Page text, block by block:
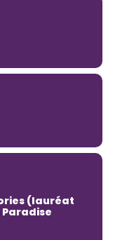
(lauréat
Paradise